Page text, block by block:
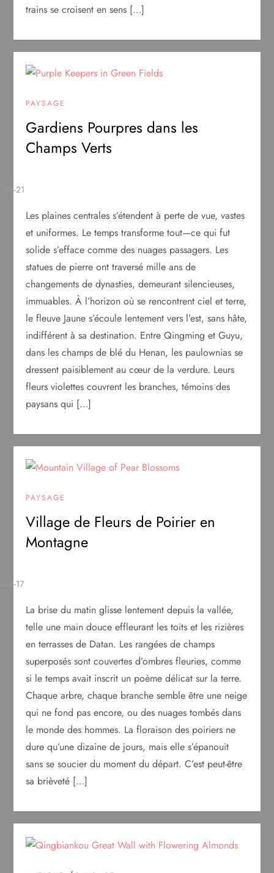
trains se croisent en sens […]
PAYSAGE
Gardiens Pourpres dans les
Champs Verts
Les plaines centrales s’étendent à perte de vue, vastes
et uniformes. Le temps transforme tout—ce qui fut
solide s’efface comme des nuages passagers. Les
statues de pierre ont traversé mille ans de
changements de dynasties, demeurant silencieuses,
immuables. À l’horizon où se rencontrent ciel et terre,
le fleuve Jaune s’écoule lentement vers l’est, sans hâte,
indifférent à sa destination. Entre Qingming et Guyu,
dans les champs de blé du Henan, les paulownias se
dressent paisiblement au cœur de la verdure. Leurs
fleurs violettes couvrent les branches, témoins des
paysans qui […]
PAYSAGE
Village de Fleurs de Poirier en
Montagne
La brise du matin glisse lentement depuis la vallée,
telle une main douce effleurant les toits et les rizières
en terrasses de Datan. Les rangées de champs
superposés sont couvertes d’ombres fleuries, comme
si le temps avait inscrit un poème délicat sur la terre.
Chaque arbre, chaque branche semble être une neige
qui ne fond pas encore, ou des nuages tombés dans
le monde des hommes. La floraison des poiriers ne
dure qu’une dizaine de jours, mais elle s’épanouit
sans se soucier du moment du départ. C’est peut-être
sa brièveté […]